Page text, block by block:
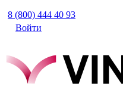
8 (800) 444 40 93
Войти